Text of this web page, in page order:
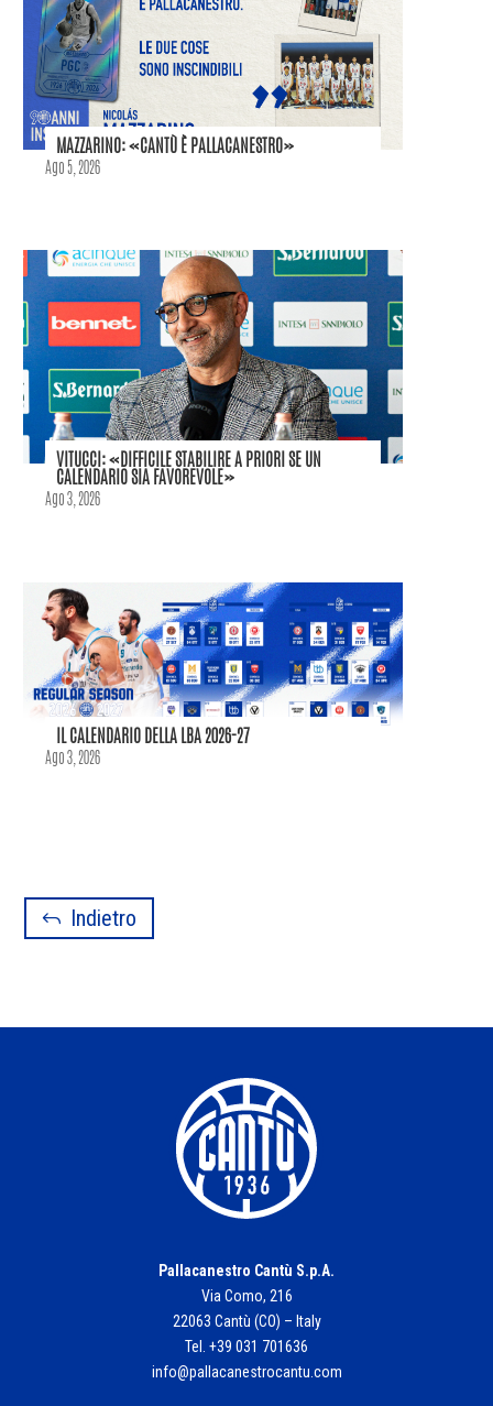
MAZZARINO: «CANTÙ È PALLACANESTRO»
Ago 5, 2026
VITUCCI: «DIFFICILE STABILIRE A PRIORI SE UN
CALENDARIO SIA FAVOREVOLE»
Ago 3, 2026
IL CALENDARIO DELLA LBA 2026-27
Ago 3, 2026
Indietro
Pallacanestro Cantù S.p.A.
Via Como, 216
22063 Cantù (CO) – Italy
Tel. +39 031 701636
info@pallacanestrocantu.com